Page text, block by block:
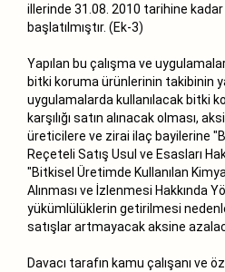
illerinde 31.08. 2010 tarihine
başlatılmıştır. (Ek-3)
Yapılan bu çalışma ve
bitki koruma ürünlerinin takibinin
uygulamalarda kullanılacak bitki
karşılığı satın alınacak olması,
üreticilere ve zirai ilaç bayilerine
Reçeteli Satış Usul ve Esasları
"Bitkisel Üretimde Kullanılan
Alınması ve İzlenmesi Hakkında
yükümlülüklerin getirilmesi
satışlar artmayacak aksine
Davacı tarafın kamu çalışanı ve